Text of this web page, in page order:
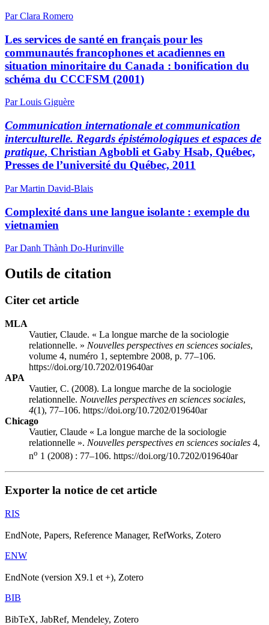
Par Clara Romero
Les services de santé en français pour les
communautés francophones et acadiennes en
situation minoritaire du Canada : bonification du
schéma du CCCFSM (2001)
Par Louis Giguère
Communication internationale et communication
interculturelle. Regards épistémologiques et espaces de
pratique, Christian Agbobli et Gaby Hsab, Québec,
Presses de l’université du Québec, 2011
Par Martin David-Blais
Complexité dans une langue isolante : exemple du
vietnamien
Par Danh Thành Do-Hurinville
Outils de citation
Citer cet article
MLA
Vautier, Claude. « La longue marche de la sociologie
relationnelle. » Nouvelles perspectives en sciences sociales,
volume 4, numéro 1, septembre 2008, p. 77–106.
https://doi.org/10.7202/019640ar
APA
Vautier, C. (2008). La longue marche de la sociologie
relationnelle. Nouvelles perspectives en sciences sociales,
4(1), 77–106. https://doi.org/10.7202/019640ar
Chicago
Vautier, Claude « La longue marche de la sociologie
relationnelle ». Nouvelles perspectives en sciences sociales 4,
no 1 (2008) : 77–106. https://doi.org/10.7202/019640ar
Exporter la notice de cet article
RIS
EndNote, Papers, Reference Manager, RefWorks, Zotero
ENW
EndNote (version X9.1 et +), Zotero
BIB
BibTeX, JabRef, Mendeley, Zotero